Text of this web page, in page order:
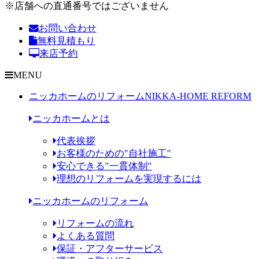
※店舗への直通番号ではございません
お問い合わせ
無料見積もり
来店予約
MENU
ニッカホームのリフォームNIKKA-HOME REFORM
ニッカホームとは
代表挨拶
お客様のための"自社施工"
安心できる"一貫体制"
理想のリフォームを実現するには
ニッカホームのリフォーム
リフォームの流れ
よくある質問
保証・アフターサービス